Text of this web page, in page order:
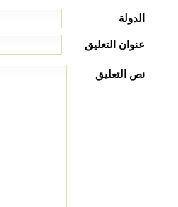
الدولة
عنوان التعليق
نص التعليق